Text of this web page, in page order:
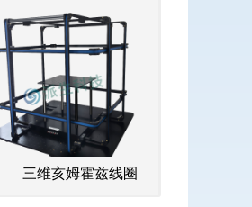
三维亥姆霍兹线圈